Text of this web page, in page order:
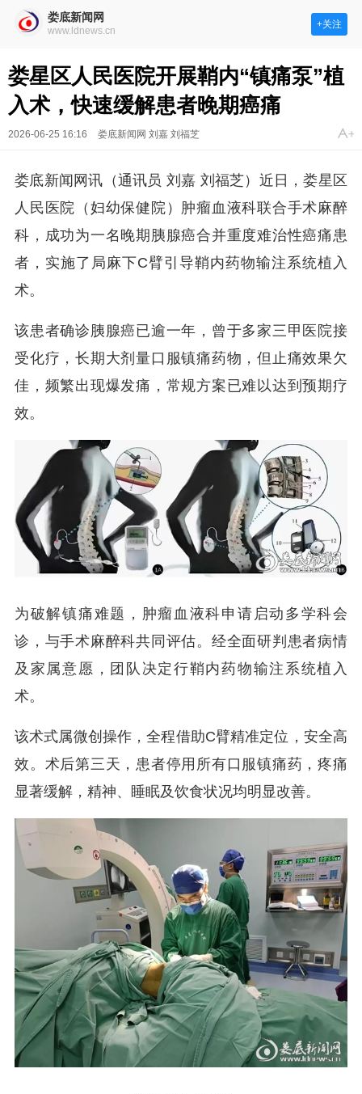
娄底新闻网
www.ldnews.cn
+关注
娄星区人民医院开展鞘内“镇痛泵”植
入术，快速缓解患者晚期癌痛
2026-06-25 16:16 娄底新闻网 刘嘉 刘福芝
娄底新闻网讯（通讯员 刘嘉 刘福芝）近日，娄星区
人民医院（妇幼保健院）肿瘤血液科联合手术麻醉
科，成功为一名晚期胰腺癌合并重度难治性癌痛患
者，实施了局麻下C臂引导鞘内药物输注系统植入
术。
该患者确诊胰腺癌已逾一年，曾于多家三甲医院接
受化疗，长期大剂量口服镇痛药物，但止痛效果欠
佳，频繁出现爆发痛，常规方案已难以达到预期疗
效。
为破解镇痛难题，肿瘤血液科申请启动多学科会
诊，与手术麻醉科共同评估。经全面研判患者病情
及家属意愿，团队决定行鞘内药物输注系统植入
术。
该术式属微创操作，全程借助C臂精准定位，安全高
效。术后第三天，患者停用所有口服镇痛药，疼痛
显著缓解，精神、睡眠及饮食状况均明显改善。